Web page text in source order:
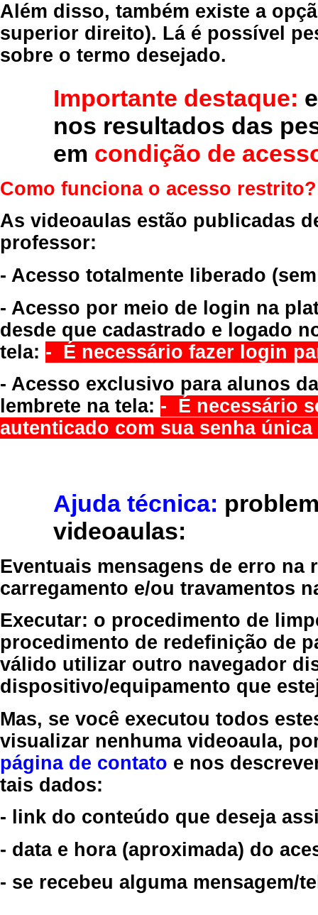
Além disso, também existe a
superior direito). Lá é possível
sobre o termo desejado.
Importante destaque:
nos resultados das
em condição de
Como funciona o acesso restrito?
As videoaulas estão publicadas
professor:
- Acesso totalmente liberado
- Acesso por meio de login na
desde que cadastrado e logado
tela: - É necessário fazer login
- Acesso exclusivo para alunos
lembrete na tela: - É necessário
autenticado com sua senha
Ajuda técnica:
videoaulas:
Eventuais mensagens de erro
carregamento e/ou travamentos
Executar: o procedimento de
procedimento de redefinição de
válido utilizar outro navegador
dispositivo/equipamento que
Mas, se você executou todos
visualizar nenhuma videoaula,
página de contato e nos
tais dados:
- link do conteúdo que deseja
- data e hora (aproximada) do
- se recebeu alguma mensagem/